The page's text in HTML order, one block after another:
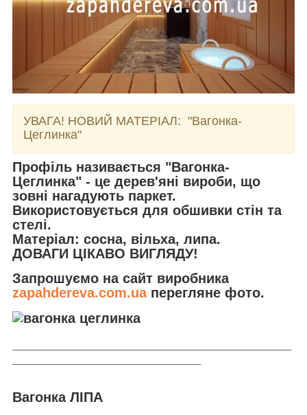
УВАГА! НОВИЙ МАТЕРІАЛ: "Вагонка-
Цеглинка"
Профіль називається "Вагонка-
Цеглинка" - це дерев'яні вироби, що
зовні нагадують паркет.
Використовується для обшивки стін та
стелі.
Матеріал: сосна, вільха, липа.
ДОВАГИ ЦІКАВО ВИГЛЯДУ!
Запрошуємо на сайт виробника
zapahdereva.com.ua перегляне фото.
Вагонка ЛІПА